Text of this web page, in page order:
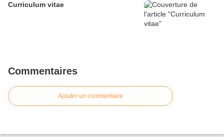
Curriculum vitae
Commentaires
Ajouter un commentaire